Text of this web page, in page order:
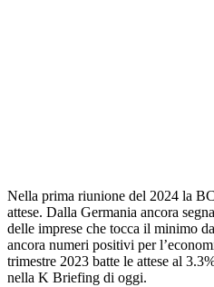
Nella prima riunione del 2024 la
attese. Dalla Germania ancora
delle imprese che tocca il minimo
ancora numeri positivi per
trimestre 2023 batte le attese al
nella K Briefing di oggi.